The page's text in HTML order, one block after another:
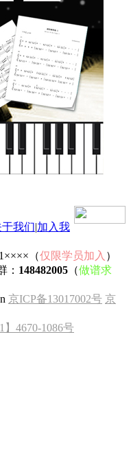
于我们|加入我
（仅限学员加入 ）
： 148482005 （做谱求
京ICP备13017002号 京
】4670-1086号